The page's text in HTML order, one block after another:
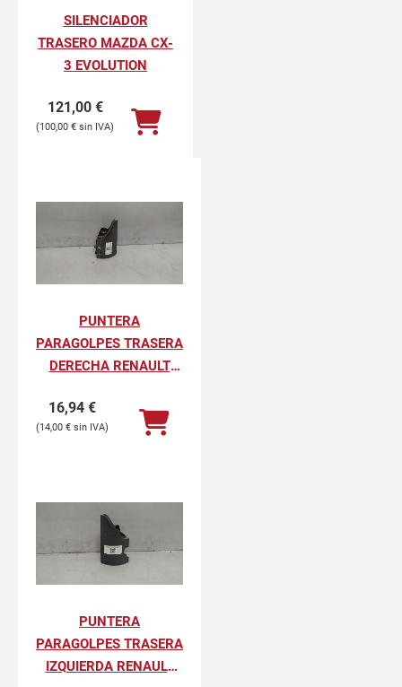
SILENCIADOR
TRASERO MAZDA CX-
3 EVOLUTION
121,00 €
100,00 €
PUNTERA
PARAGOLPES TRASERA
DERECHA RENAULT
PROFESIONAL
16,94 €
14,00 €
PUNTERA
PARAGOLPES TRASERA
IZQUIERDA RENAULT